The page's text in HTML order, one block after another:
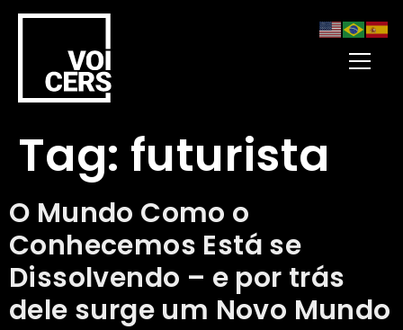
Tag: futurista
O Mundo Como o
Conhecemos Está se
Dissolvendo – e por trás
dele surge um Novo Mundo